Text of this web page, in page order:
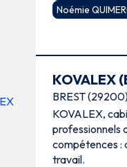
Noémie
KOVALEX
BREST
KOVALEX,
professionnels
compétences :
travail.